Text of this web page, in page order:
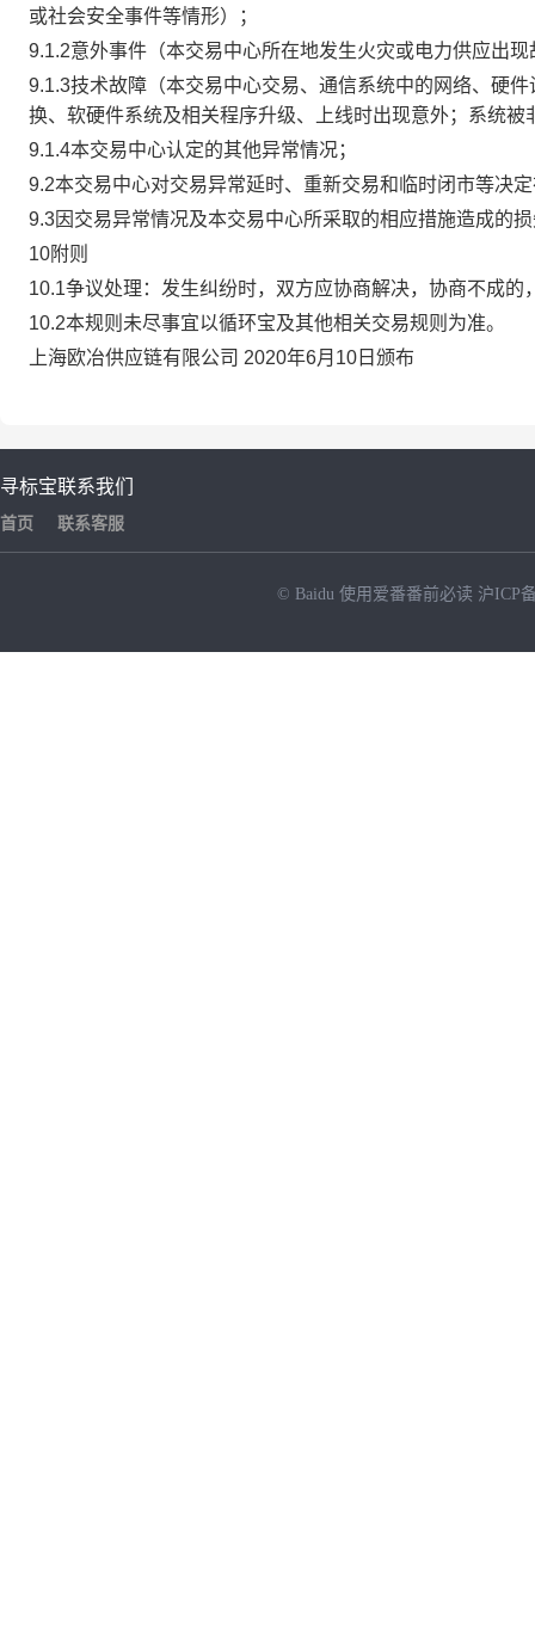
或社会安全事件等情形）；
9.1.2意外事件（本交易中心所在地发生火灾或电力供应出
9.1.3技术故障（本交易中心交易、通信系统中的网络、硬
换、软硬件系统及相关程序升级、上线时出现意外；系统
9.1.4本交易中心认定的其他异常情况；
9.2本交易中心对交易异常延时、重新交易和临时闭市等决
9.3因交易异常情况及本交易中心所采取的相应措施造成的
10附则
10.1争议处理：发生纠纷时，双方应协商解决，协商不成
10.2本规则未尽事宜以循环宝及其他相关交易规则为准。
上海欧冶供应链有限公司 2020年6月10日颁布
寻标宝
首页
联系我们
联系客服
© Baidu 使用爱番番前必读 沪ICP